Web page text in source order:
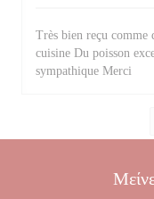
Très bien reçu comme
cuisine Du poisson
sympathique Merci